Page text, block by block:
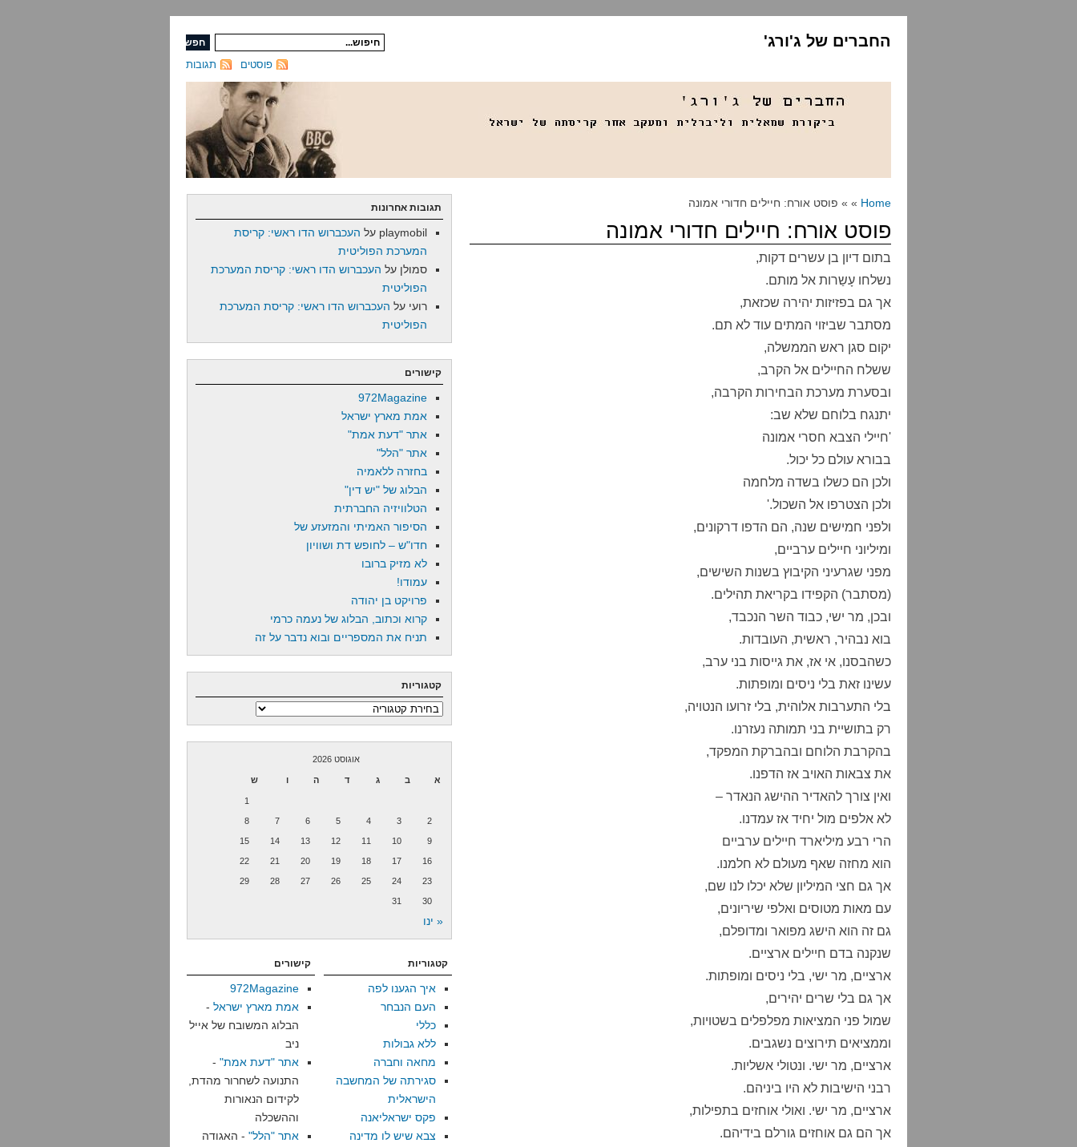
החברים של ג'ורג'
תגובות פוסטים
Home » » פוסט אורח: חיילים חדורי אמונה
פוסט אורח: חיילים חדורי אמונה
בתום דיון בן עשרים דקות,
נשלחו עָשַרות אל מותם.
אך גם בפזיזות יהירה שכזאת,
מסתבר שביזוי המתים עוד לא תם.
יקום סגן ראש הממשלה,
ששלח החיילים אל הקרב,
ובסערת מערכת הבחירות הקרבה,
יתנגח בלוחם שלא שב:
'חיילי הצבא חסרי אמונה
בבורא עולם כל יכול.
ולכן הם כשלו בשדה מלחמה
ולכן הצטרפו אל השכול.'
ולפני חמישים שנה, הם הדפו דרקונים,
ומיליוני חיילים ערביים,
מפני שגרעיני הקיבוץ בשנות השישים,
(מסתבר) הקפידו בקריאת תהילים.
ובכן, מר ישי, כבוד השר הנכבד,
בוא נבהיר, ראשית, העובדות.
כשהבסנו, אי אז, את גייסות בני ערב,
עשינו זאת בלי ניסים ומופתות.
בלי התערבות אלוהית, בלי זרועו הנטויה,
רק בתושיית בני תמותה נעזרנו.
בהקרבת הלוחם ובהברקת המפקד,
את צבאות האויב אז הדפנו.
ואין צורך להאדיר ההישג הנאדר –
לא אלפים מול יחיד אז עמדנו.
הרי רבע מיליארד חיילים ערביים
הוא מחזה שאף מעולם לא חלמנו.
אך גם חצי המיליון שלא יכלו לנו שם,
עם מאות מטוסים ואלפי שיריונים,
גם זה הוא הישג מפואר ומדופלם,
שנקנה בדם חיילים ארציים.
ארציים, מר ישי, בלי ניסים ומופתות.
אך גם בלי שרים יהירים,
שמול פני המציאות מפלפלים בשטויות,
וממציאים תירוצים נשגבים.
ארציים, מר ישי. ונטולי אשליות.
רבני הישיבות לא היו ביניהם.
ארציים, מר ישי. ואולי אוחזים בתפילות,
אך הם גם אוחזים גורלם בידיהם.
תגובות אחרונות
playmobil על העכברוש הדו ראשי: קריסת
המערכת הפוליטית
סמולן על העכברוש הדו ראשי: קריסת המערכת
הפוליטית
רועי על העכברוש הדו ראשי: קריסת המערכת
הפוליטית
קישורים
972Magazine
אמת מארץ ישראל
אתר "דעת אמת"
אתר "הלל"
בחזרה ללאמיה
הבלוג של "יש דין"
הטלוויזיה החברתית
הסיפור האמיתי והמזעזע של
חדו"ש – לחופש דת ושוויון
לא מזיק ברובו
עמודו!
פרויקט בן יהודה
קרוא וכתוב, הבלוג של נעמה כרמי
תניח את המספריים ובוא נדבר על זה
קטגוריות
קטגוריות
אוגוסט 2026
א ב ג ד ה ו ש
1
2
3
4
5
6
7
8
9
10
11
12
13
14
15
16
17
18
19
20
21
22
23
24
25
26
27
28
29
30
31
« ינו
קטגוריות
איך הגענו לפה
העם הנבחר
כללי
ללא גבולות
מחאה וחברה
סגירתה של המחשבה
הישראלית
פקס ישראליאנה
צבא שיש לו מדינה
קישורים
972Magazine
אמת מארץ ישראל -
הבלוג המשובח של אייל
ניב
אתר "דעת אמת" -
התנועה לשחרור מהדת,
לקידום הנאורות
וההשכלה
אתר "הלל" - האגודה